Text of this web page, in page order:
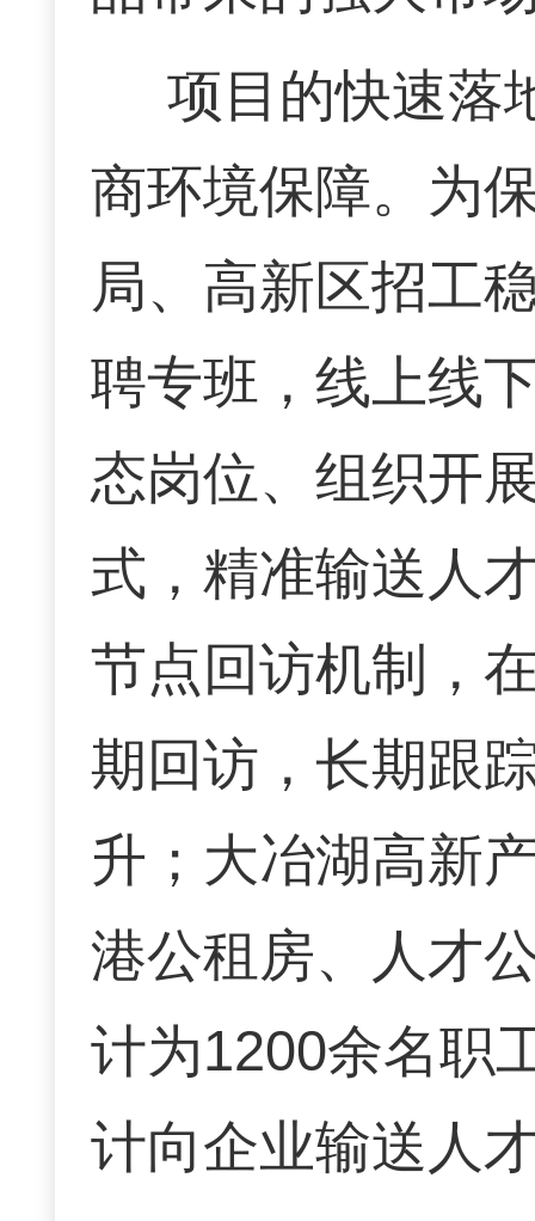
项目的快速落
商环境保障。为
局、高新区招工
聘专班，线上线
态岗位、组织开
式，精准输送人
节点回访机制，
期回访，长期跟
升；大冶湖高新
港公租房、人才
计为1200余名职
计向企业输送人